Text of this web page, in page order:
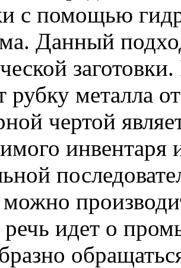
с помощью
Данный
рубку металла
чертой
инвентаря
можно
идет о